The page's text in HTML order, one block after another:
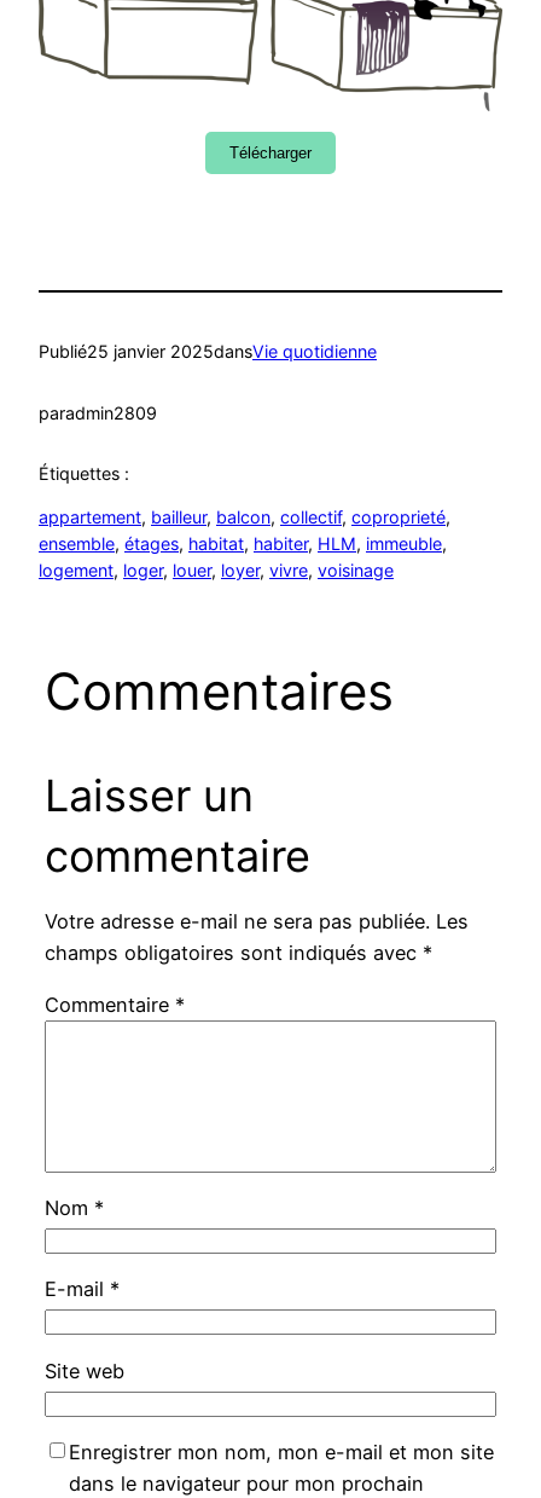
Télécharger
Publié25 janvier 2025dansVie quotidienne
paradmin2809
Étiquettes :
appartement, bailleur, balcon, collectif, coproprieté
ensemble, étages, habitat, habiter, HLM, immeuble
logement, loger, louer, loyer, vivre, voisinage
Commentaires
Laisser un
commentaire
Votre adresse e-mail ne sera pas publiée. Les
champs obligatoires sont indiqués avec *
Commentaire *
Nom *
E-mail *
Site web
Enregistrer mon nom, mon e-mail et mon site
dans le navigateur pour mon prochain